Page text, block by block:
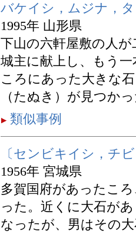
バケイシ，ムジナ，
1995年 山形県
下山の六軒屋敷の人
城主に献上し、もう
ころにあった大きな
（たぬき）が見つか
類似事例
〔センビキイシ，チ
1956年 宮城県
多賀国府があったこ
った。近くに大石が
なったが、男はその